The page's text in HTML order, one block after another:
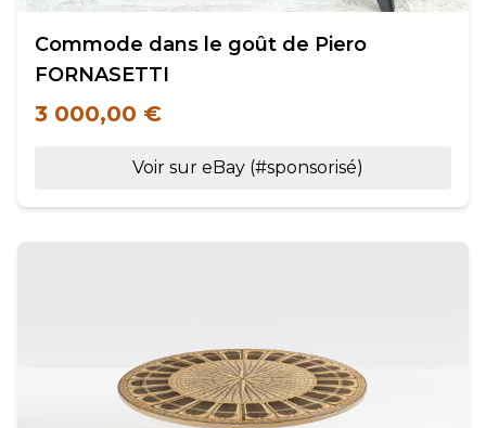
Commode dans le goût de Piero
FORNASETTI
3 000,00 €
Voir sur eBay (#sponsorisé)